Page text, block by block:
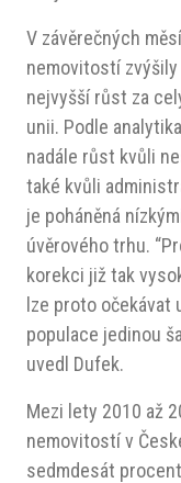
V závěrečných
nemovitostí zvýšily
nejvyšší růst za
unii. Podle
nadále růst kvůli
také kvůli
je poháněná
úvěrového trhu.
korekci již tak
lze proto
populace jedinou
uvedl Dufek.
Mezi lety 2010 až
nemovitostí v
sedmdesát